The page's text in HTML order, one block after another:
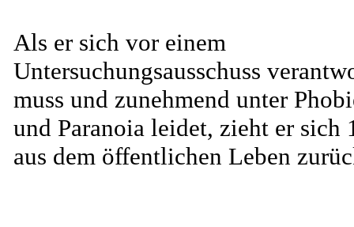
Als er sich vor einem
Untersuchungsausschuss
muss und zunehmend unter
und Paranoia leidet, zieht er sich
aus dem öffentlichen Leben